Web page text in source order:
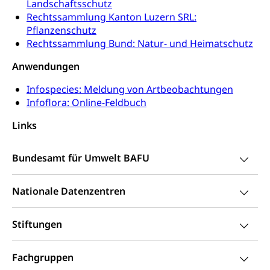
Landschaftsschutz
Rechtssammlung Kanton Luzern SRL:
Pflanzenschutz
Rechtssammlung Bund: Natur- und Heimatschutz
Anwendungen
Infospecies: Meldung von Artbeobachtungen
Infoflora: Online-Feldbuch
Links
Bundesamt für Umwelt BAFU
Nationale Datenzentren
Stiftungen
Fachgruppen
Schuldienste
Betreuungsangebote
Freiwilliger Schulsport
swissuniversities
Universität Luzern
Vorschule
Kindergarten, Kinderkrippe, Krippe, Kinderhort,
Kindertagesstätte, Spielgruppe, Tagesmutter,
Freiwilliges Kindergarten Jahr
Kinderbetreuung
Freiwilliges Kindergarten Jahr
Gesundheit und Soziales
Konsumentenrechte, Produktsicherheit,
Preisüberwachung, Preisüberwacher,
Konsumentenorganisation, parallele Einfuhr,
regionale Erschöpfung, nationale Erschöpfung,
internationale Erschöpfung, Preisabsprache, Kartell,
Cassis-deDijon-Prinzip
Lebensmittelkontrolle und
Krankenversicherung
Unfallversicherung, Berufsunfallversicherung,